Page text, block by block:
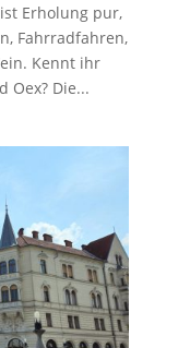
Erholung pur,
Fahrradfahren,
Kennt ihr
Oex? Die...